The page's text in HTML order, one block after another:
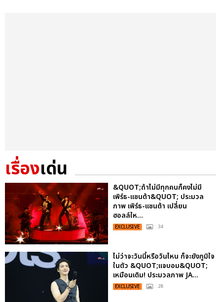
เรื่องเด่น
&QUOT;ถ้าไม่มีทุกคนก็คงไม่มี
เพิร์ธ-แซนต้า&QUOT; ประมวล
ภาพ เพิร์ธ-แซนต้า เปลี่ยน
ฮอลล์ให...
EXCLUSIVE : 34
ไม่ว่าจะวันนี้หรือวันไหน ก็จะยังภูมิใจ
ในตัว &QUOT;แจบอม&QUOT;
เหมือนเดิม! ประมวลภาพ JA...
EXCLUSIVE : 28